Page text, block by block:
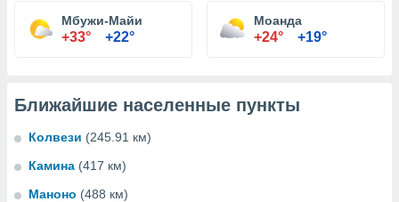
Мбужи-Майи
+33° +22°
Моанда
+24° +19°
Ближайшие населенные пункты
Колвези (245.91 км)
Камина (417 км)
Маноно (488 км)